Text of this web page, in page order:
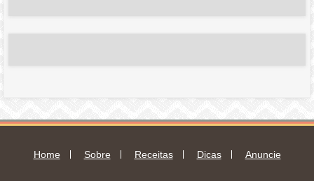
Home Sobre Receitas Dicas Anuncie